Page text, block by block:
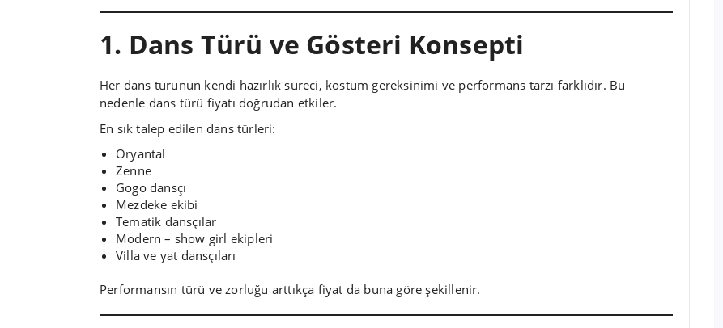
1. Dans Türü ve Gösteri Konsepti
Her dans türünün kendi hazırlık süreci, kostüm gereksinimi ve performans tarzı farklıdır. Bu
nedenle dans türü fiyatı doğrudan etkiler.
En sık talep edilen dans türleri:
Oryantal
Zenne
Gogo dansçı
Mezdeke ekibi
Tematik dansçılar
Modern – show girl ekipleri
Villa ve yat dansçıları
Performansın türü ve zorluğu arttıkça fiyat da buna göre şekillenir.